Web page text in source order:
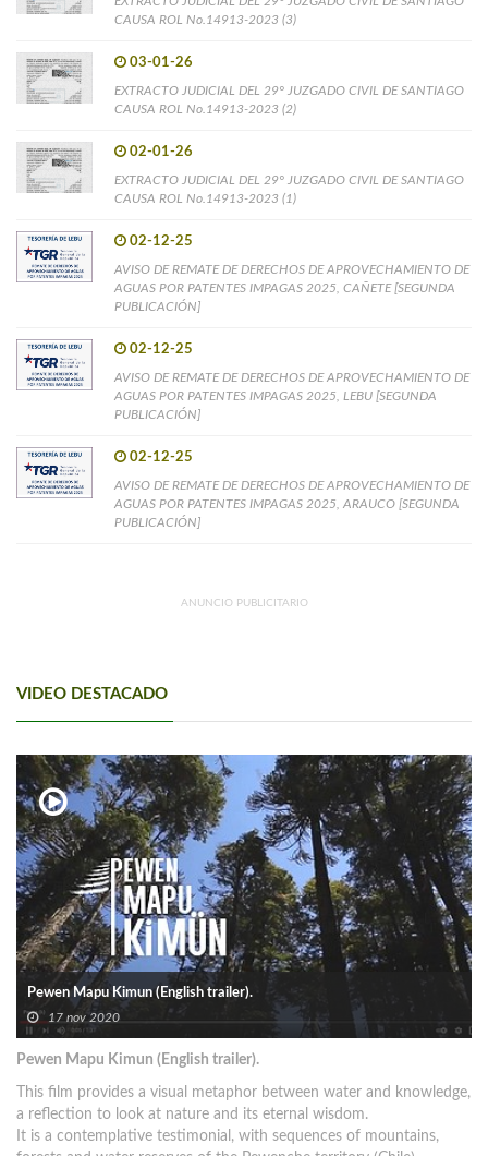
CAUSA ROL No.14913-2023 (3)
03-01-26
EXTRACTO JUDICIAL DEL 29° JUZGADO CIVIL DE SANTIAGO
CAUSA ROL No.14913-2023 (2)
02-01-26
EXTRACTO JUDICIAL DEL 29° JUZGADO CIVIL DE SANTIAGO
CAUSA ROL No.14913-2023 (1)
02-12-25
AVISO DE REMATE DE DERECHOS DE APROVECHAMIENTO DE
AGUAS POR PATENTES IMPAGAS 2025, CAÑETE [SEGUNDA
PUBLICACIÓN]
02-12-25
AVISO DE REMATE DE DERECHOS DE APROVECHAMIENTO DE
AGUAS POR PATENTES IMPAGAS 2025, LEBU [SEGUNDA
PUBLICACIÓN]
02-12-25
AVISO DE REMATE DE DERECHOS DE APROVECHAMIENTO DE
AGUAS POR PATENTES IMPAGAS 2025, ARAUCO [SEGUNDA
PUBLICACIÓN]
ANUNCIO PUBLICITARIO
VIDEO DESTACADO
Pewen Mapu Kimun (English trailer).
17 nov 2020
Pewen Mapu Kimun (English trailer).
This film provides a visual metaphor between water and knowledge,
a reflection to look at nature and its eternal wisdom.
It is a contemplative testimonial, with sequences of mountains,